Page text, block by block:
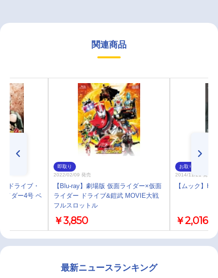
関連商品
ドライブ・
イダー4号 ベ
即取り
2022/02/09 発売
【Blu-ray】劇場版 仮面ライダー×仮面
ライダー ドライブ&鎧武 MOVIE大戦
フルスロットル
￥3,850
お取り寄せ
2014/11/21 発売
【ムック】
￥2,016
最新ニュースランキング